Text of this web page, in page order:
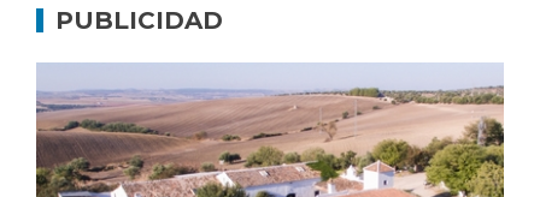
concentración nazis
Bornos
El Frente Popular. Ubrique, febrero-julio 1936
PUBLICIDAD